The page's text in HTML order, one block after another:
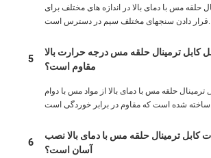
حلقه مس با دمای بالا در اندازه های مختلف برای
قرار دادن سنجهای مختلف سیم در دسترس است.
5
کابل ترمینال حلقه مس درجه حرارت بالا
مقاوم است؟
ترمینال حلقه مس با دمای بالا از مواد مس با دوام
6
کابل ترمینال حلقه مس با دمای بالا نصب
آسان است؟